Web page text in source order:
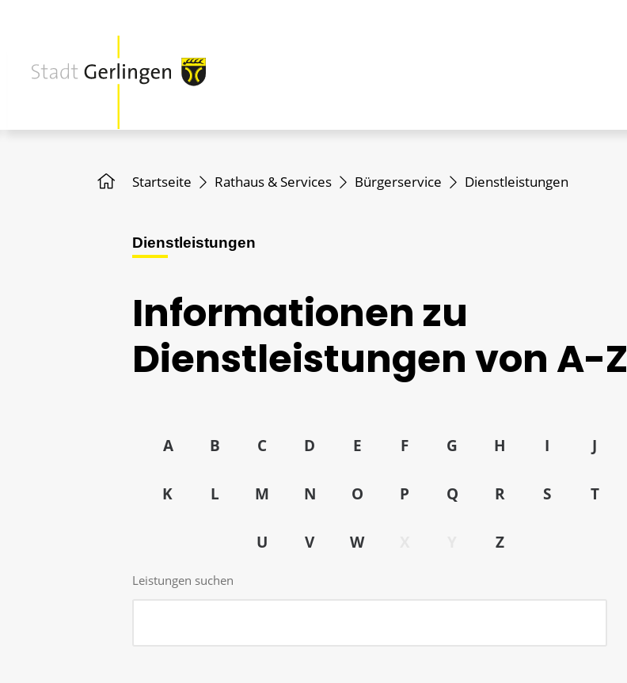
Startseite Rathaus & Services Bürgerservice Dienstleistungen
Dienstleistungen
Informationen zu
Dienstleistungen von A-Z
A B C D E F G H I J
K L M N O P Q R S T
U V W Z
Leistungen suchen